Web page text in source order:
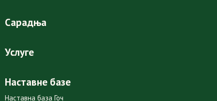
Сарадња
Услуге
Наставне базе
Наставна база Гоч